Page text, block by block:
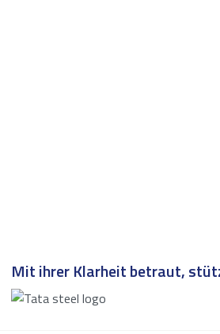
Mit ihrer Klarheit betraut,